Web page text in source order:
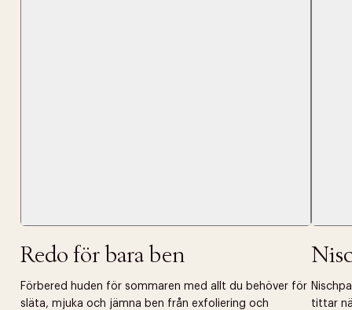
Redo för bara ben
Förbered huden för sommaren med allt du behöver för
släta, mjuka och jämna ben från exfoliering och
tittar